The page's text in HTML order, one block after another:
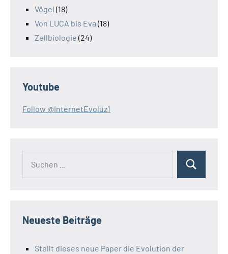
Vögel (18)
Von LUCA bis Eva (18)
Zellbiologie (24)
Youtube
Follow @InternetEvoluz1
Suchen
Neueste Beiträge
Stellt dieses neue Paper die Evolution der